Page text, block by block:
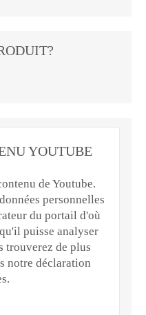
YOUTUBE
de Youtube.
personnelles
du portail d'où
puisse analyser
trouverez de plus
notre déclaration